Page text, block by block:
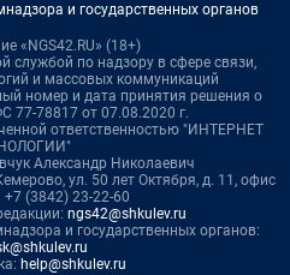
и государственных органов
«NGS42.RU» (18+)
службой по надзору в сфере связи,
и массовых коммуникаций
номер и дата принятия решения о
77-78817 от 07.08.2020 г.
ответственностью "ИНТЕРНЕТ
Александр Николаевич
ул. 50 лет Октября, д. 11, офис
+7 (3842) 23-22-60
ngs42@shkulev.ru
и государственных органов:
help@shkulev.ru